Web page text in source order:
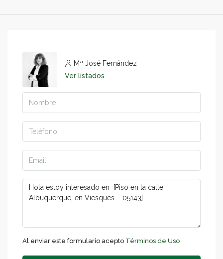
Mª José Fernández
Ver listados
Al enviar este formulario acepto Términos de Uso